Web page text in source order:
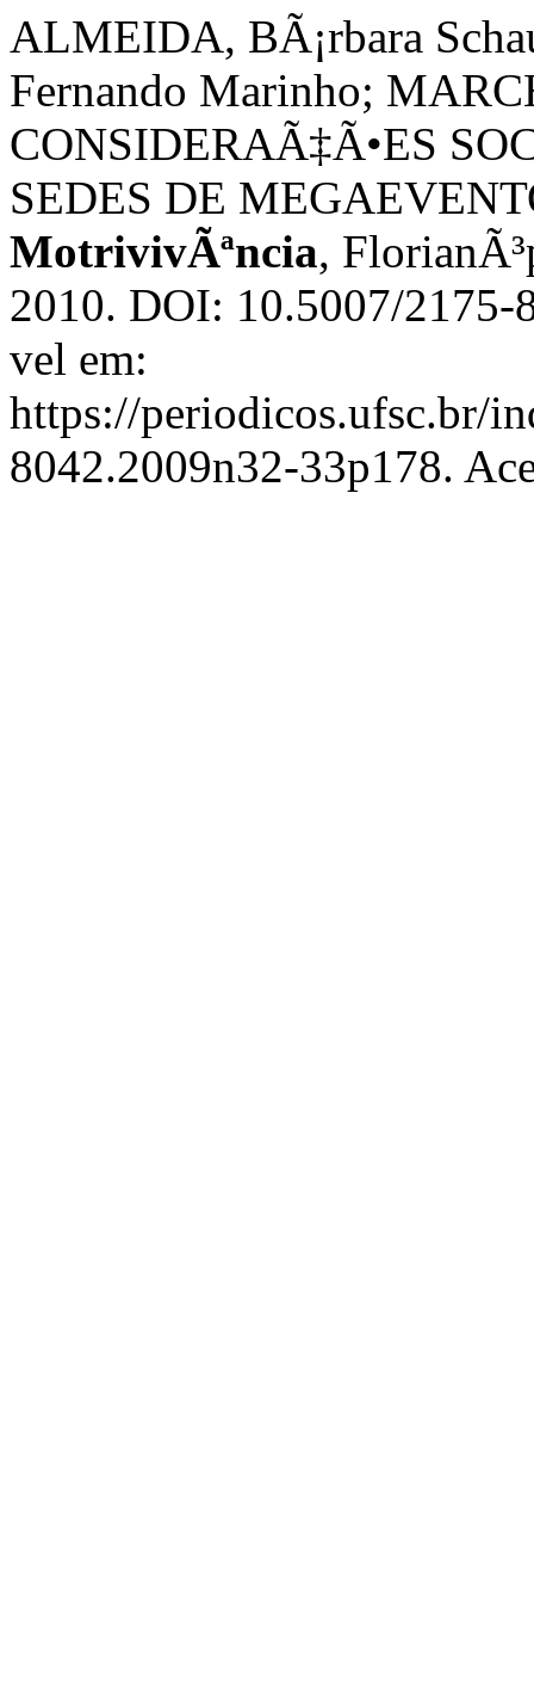
ALMEIDA, BÃ¡rbara
Fernando Marinho;
CONSIDERAÃ‡Ã•ES
SEDES DE
MotrivivÃªncia,
2010. DOI: 10.5007/
vel em:
https://periodicos.ufsc.br/
8042.2009n32-33p178.